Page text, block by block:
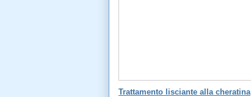
Trattamento lisciante alla cheratina